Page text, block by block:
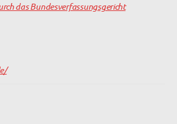
das Bundesverfassungsgericht